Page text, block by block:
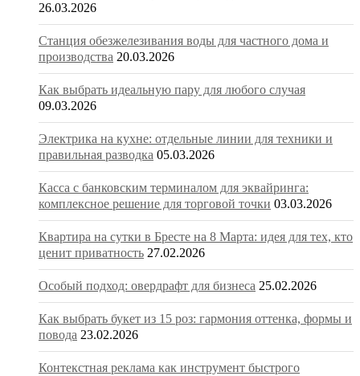
26.03.2026
Станция обезжелезивания воды для частного дома и
производства 20.03.2026
Как выбрать идеальную пару для любого случая
09.03.2026
Электрика на кухне: отдельные линии для техники и
правильная разводка 05.03.2026
Касса с банковским терминалом для эквайринга:
комплексное решение для торговой точки 03.03.2026
Квартира на сутки в Бресте на 8 Марта: идея для тех, кто
ценит приватность 27.02.2026
Особый подход: овердрафт для бизнеса 25.02.2026
Как выбрать букет из 15 роз: гармония оттенка, формы и
повода 23.02.2026
Контекстная реклама как инструмент быстрого